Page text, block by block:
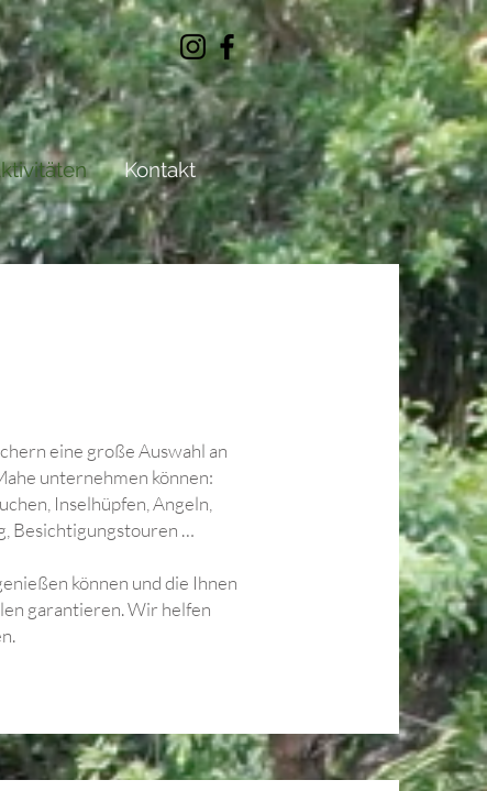
Kontakt
eine große Auswahl an
unternehmen können:
Inselhüpfen, Angeln,
Besichtigungstouren …
können und die Ihnen
garantieren. Wir helfen